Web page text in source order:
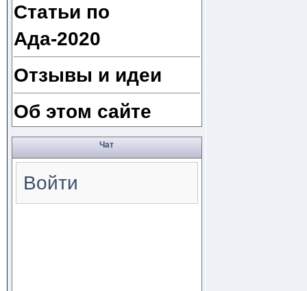
Статьи по
Ада-2020
Отзывы и идеи
Об этом сайте
Чат
Войти